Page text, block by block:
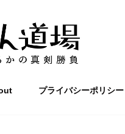
プライバシーポリシー